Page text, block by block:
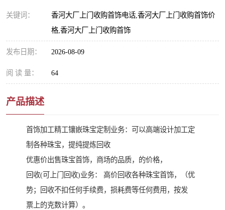
关键词：
香河大厂上门收购首饰电话,香河大厂上门收购首饰价
格,香河大厂上门收购首饰
发布日期： 2026-08-09
阅 读 量： 64
产品描述
首饰加工精工镶嵌珠宝定制业务：可以高端设计加工定
制各种珠宝，提纯提炼回收
优惠价出售珠宝首饰，商场的品质，的价格，
回收(可上门回收)业务： 高价回收各种珠宝首饰，（优
势；回收不扣任何手续费，损耗费等任何费用，按发
票上的克数计算）。